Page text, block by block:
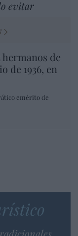
evitar
de
de 1936, en
emérito de